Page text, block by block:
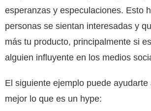
esperanzas y especulaciones. Esto
personas se sientan interesadas y
más tu producto, principalmente si
alguien influyente en los medios
El siguiente ejemplo puede ayudarte
mejor lo que es un hype: